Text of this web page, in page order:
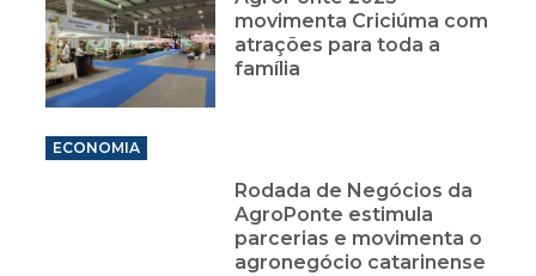
movimenta Criciúma com
atrações para toda a
família
ECONOMIA
Rodada de Negócios da
AgroPonte estimula
parcerias e movimenta o
agronegócio catarinense